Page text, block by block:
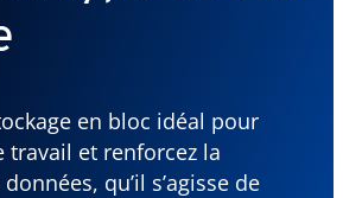
en bloc idéal pour
travail et renforcez la
qu’il s’agisse de